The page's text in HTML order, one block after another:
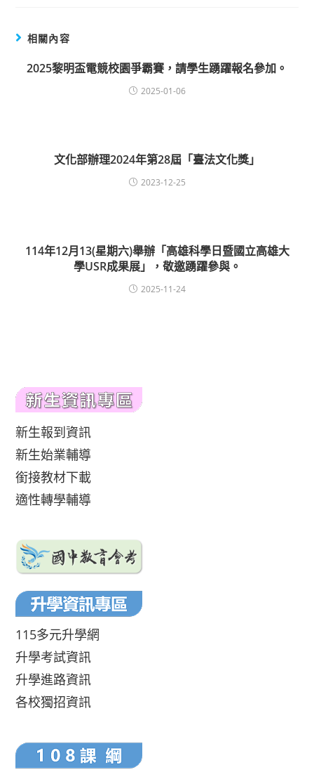
相關內容
2025黎明盃電競校園爭霸賽，請學生踴躍報名參加。
2025-01-06
文化部辦理2024年第28屆「臺法文化獎」
2023-12-25
114年12月13(星期六)舉辦「高雄科學日暨國立高雄大
學USR成果展」，敬邀踴躍參與。
2025-11-24
新生報到資訊
新生始業輔導
銜接教材下載
適性轉學輔導
115多元升學網
升學考試資訊
升學進路資訊
各校獨招資訊